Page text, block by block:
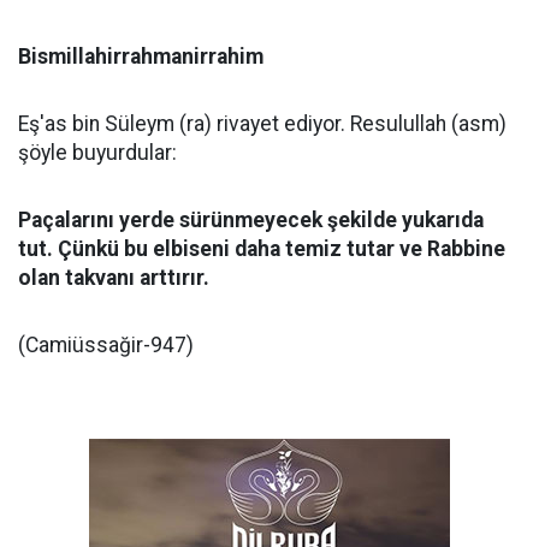
Bismillahirrahmanirrahim
Eş'as bin Süleym (ra) rivayet ediyor. Resulullah (asm)
şöyle buyurdular:
Paçalarını yerde sürünmeyecek şekilde yukarıda
tut. Çünkü bu elbiseni daha temiz tutar ve Rabbine
olan takvanı arttırır.
(Camiüssağir-947)